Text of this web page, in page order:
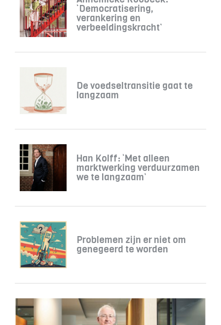
‘Democratisering,
verankering en
verbeeldingskracht’
De voedseltransitie gaat te
langzaam
Han Kolff: ‘Met alleen
marktwerking verduurzamen
we te langzaam’
Problemen zijn er niet om
genegeerd te worden